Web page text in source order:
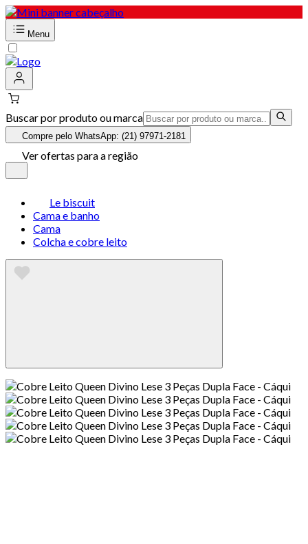
Menu
Buscar por produto ou marca
Compre pelo WhatsApp: (21) 97971-2181
Ver ofertas para a região
Le biscuit
Cama e banho
Cama
Colcha e cobre leito